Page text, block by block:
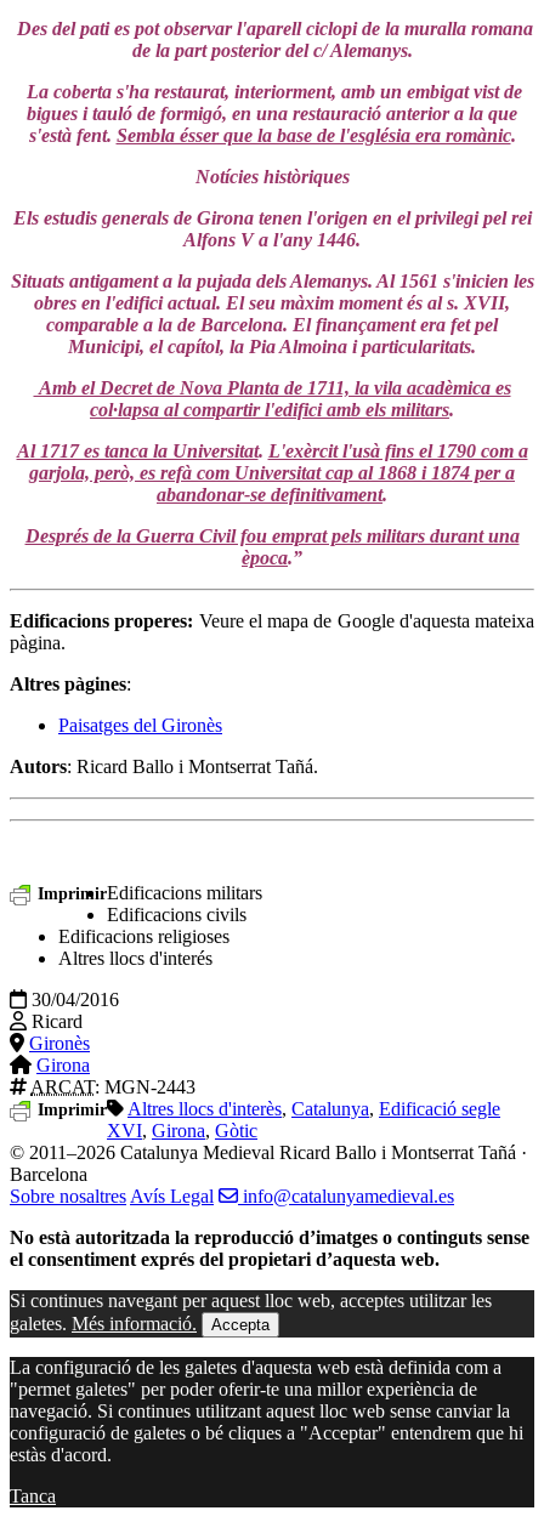
Des del pati es pot observar l'aparell ciclopi de la muralla romana
de la part posterior del c/ Alemanys.
La coberta s'ha restaurat, interiorment, amb un embigat vist de
bigues i tauló de formigó, en una restauració anterior a la que
s'està fent. Sembla ésser que la base de l'església era romànic.
Notícies històriques
Els estudis generals de Girona tenen l'origen en el privilegi pel rei
Alfons V a l'any 1446.
Situats antigament a la pujada dels Alemanys. Al 1561 s'inicien les
obres en l'edifici actual. El seu màxim moment és al s. XVII,
comparable a la de Barcelona. El finançament era fet pel
Municipi, el capítol, la Pia Almoina i particularitats.
Amb el Decret de Nova Planta de 1711, la vila acadèmica es
col·lapsa al compartir l'edifici amb els militars.
Al 1717 es tanca la Universitat. L'exèrcit l'usà fins el 1790 com a
garjola, però, es refà com Universitat cap al 1868 i 1874 per a
abandonar-se definitivament.
Després de la Guerra Civil fou emprat pels militars durant una
època.”
Edificacions properes: Veure el mapa de Google d'aquesta mateixa
pàgina.
Altres pàgines:
Paisatges del Gironès
Autors: Ricard Ballo i Montserrat Tañá.
ImprimirEdificacions militars
Edificacions civils
Edificacions religioses
Altres llocs d'interés
30/04/2016
Ricard
Gironès
Girona
ARCAT: MGN-2443
Imprimir Altres llocs d'interès, Catalunya, Edificació segle
XVI, Girona, Gòtic
© 2011–2026 Catalunya Medieval Ricard Ballo i Montserrat Tañá ·
Barcelona
Sobre nosaltres Avís Legal
info@catalunyamedieval.es
No està autoritzada la reproducció d’imatges o continguts sense
el consentiment exprés del propietari d’aquesta web.
Si continues navegant per aquest lloc web, acceptes utilitzar les
galetes. Més informació. Accepta
La configuració de les galetes d'aquesta web està definida com a
"permet galetes" per poder oferir-te una millor experiència de
navegació. Si continues utilitzant aquest lloc web sense canviar la
configuració de galetes o bé cliques a "Acceptar" entendrem que hi
estàs d'acord.
Tanca